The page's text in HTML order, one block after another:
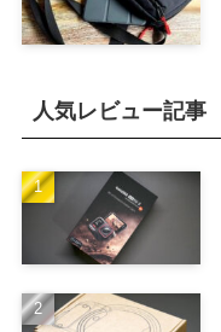
人気レビュー記事